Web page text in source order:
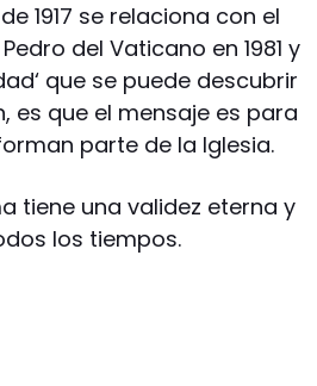
1917 se relaciona con el
del Vaticano en 1981 y
que se puede descubrir
es que el mensaje es para
parte de la Iglesia.
tiene una validez eterna y
los tiempos.